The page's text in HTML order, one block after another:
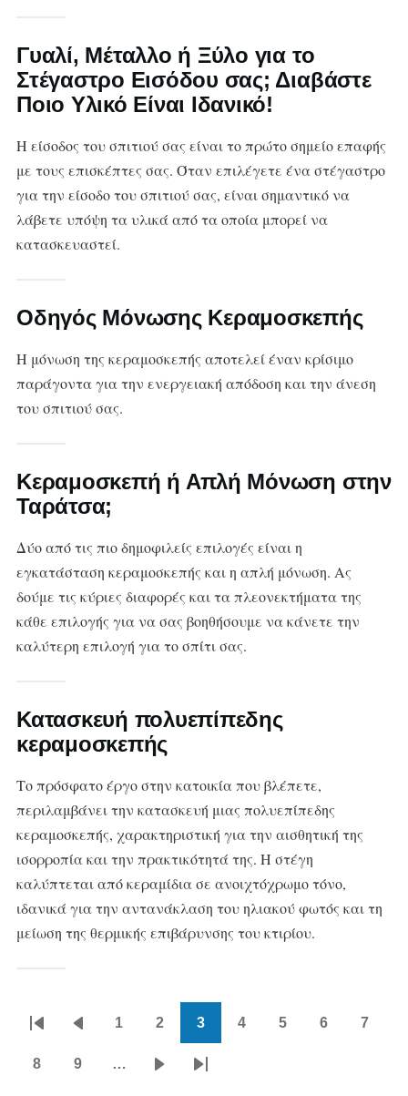
Γυαλί, Μέταλλο ή Ξύλο για το
Στέγαστρο Εισόδου σας; Διαβάστε
Ποιο Υλικό Είναι Ιδανικό!
Η είσοδος του σπιτιού σας είναι το πρώτο σημείο επαφής
με τους επισκέπτες σας. Όταν επιλέγετε ένα στέγαστρο
για την είσοδο του σπιτιού σας, είναι σημαντικό να
λάβετε υπόψη τα υλικά από τα οποία μπορεί να
κατασκευαστεί.
Οδηγός Μόνωσης Κεραμοσκεπής
Η μόνωση της κεραμοσκεπής αποτελεί έναν κρίσιμο
παράγοντα για την ενεργειακή απόδοση και την άνεση
του σπιτιού σας.
Κεραμοσκεπή ή Απλή Μόνωση στην
Ταράτσα;
Δύο από τις πιο δημοφιλείς επιλογές είναι η
εγκατάσταση κεραμοσκεπής και η απλή μόνωση. Ας
δούμε τις κύριες διαφορές και τα πλεονεκτήματα της
κάθε επιλογής για να σας βοηθήσουμε να κάνετε την
καλύτερη επιλογή για το σπίτι σας.
Κατασκευή πολυεπίπεδης
κεραμοσκεπής
Το πρόσφατο έργο στην κατοικία που βλέπετε,
περιλαμβάνει την κατασκευή μιας πολυεπίπεδης
κεραμοσκεπής, χαρακτηριστική για την αισθητική της
ισορροπία και την πρακτικότητά της. Η στέγη
καλύπτεται από κεραμίδια σε ανοιχτόχρωμο τόνο,
ιδανικά για την αντανάκλαση του ηλιακού φωτός και τη
μείωση της θερμικής επιβάρυνσης του κτιρίου.
Pagination
First
page
Previous
page
1 2
page
3 4 5 6 7
8 9 …
Last